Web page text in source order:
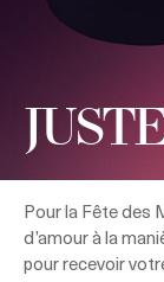
Pour la Fête des
d’amour à la
pour recevoir